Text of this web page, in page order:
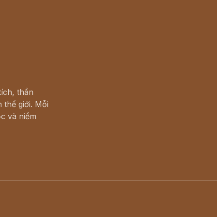
thần
giới. Mỗi
và niềm